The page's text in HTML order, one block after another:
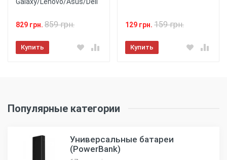
829 грн. 859 грн.
Купить
129 грн. 159 грн.
Купить
Популярные категории
Универсальные батареи
(PowerBank)